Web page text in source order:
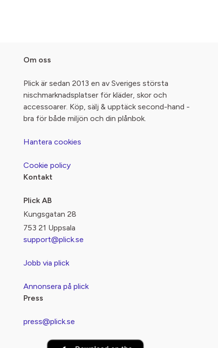
Om oss
Plick är sedan 2013 en av Sveriges största
nischmarknadsplatser för kläder, skor och
accessoarer. Köp, sälj & upptäck second-hand -
bra för både miljön och din plånbok.
Hantera cookies
Cookie policy
Kontakt
Plick AB
Kungsgatan 28
753 21 Uppsala
support@plick.se
Jobb via plick
Annonsera på plick
Press
press@plick.se